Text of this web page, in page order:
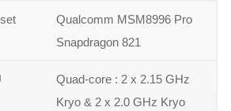
Qualcomm MSM8996 Pro
Snapdragon 821
Quad-core : 2 x 2.15 GHz
Kryo & 2 x 2.0 GHz Kryo